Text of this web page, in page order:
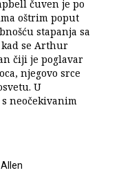
čuven je po
oštrim poput
stapanja sa
se Arthur
čiji je poglavar
njegovo srce
U
neočekivanim